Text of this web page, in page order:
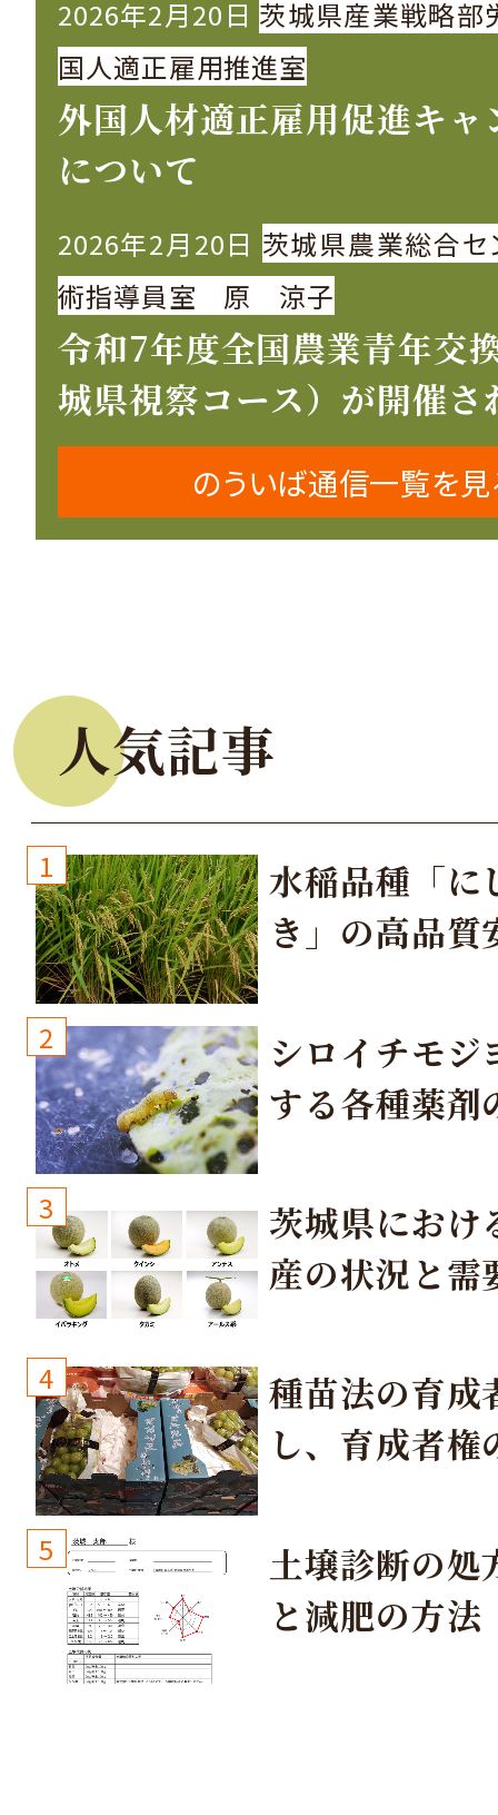
2026年2月20日 茨城県産業戦略部
国人適正雇用推進室
外国人材適正雇用促進キャ
について
2026年2月20日 茨城県農業総合セ
術指導員室 原 涼子
令和7年度全国農業青年交
城県視察コース）が開催さ
のういば通信一覧を
人気記事
1
水稲品種「に
き」の高品質
2
シロイチモジ
する各種薬剤
3
茨城県におけ
産の状況と需
4
種苗法の育成
し、育成者権
しょう！
5
土壌診断の処
と減肥の方法